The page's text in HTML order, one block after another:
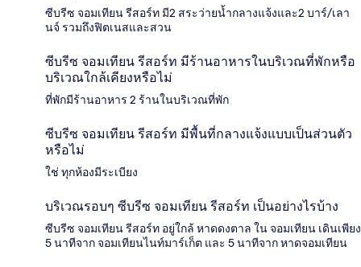
ซีบรีซ จอมเทียน รีสอร์ท มี2 สระว่ายน้ำกลางแจ้งและ2 บาร์/เลา
นจ์ รวมถึงฟิตเนสและสวน
ซีบรีซ จอมเทียน รีสอร์ท มีร้านอาหารในบริเวณที่พักหรือ
บริเวณใกล้เคียงหรือไม่
ที่พักมีร้านอาหาร 2 ร้านในบริเวณที่พัก
ซีบรีซ จอมเทียน รีสอร์ท มีพื้นที่กลางแจ้งแบบเป็นส่วนตัว
หรือไม่
ใช่ ทุกห้องมีระเบียง
บริเวณรอบๆ ซีบรีซ จอมเทียน รีสอร์ท เป็นอย่างไรบ้าง
ซีบรีซ จอมเทียน รีสอร์ท อยู่ใกล้ หาดดงตาล ใน จอมเทียน เดินเพียง
5 นาทีจาก จอมเทียนไนท์มาร์เก็ต และ 5 นาทีจาก หาดจอมเทียน